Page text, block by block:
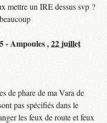
mettre un IRE dessus svp ?
- Ampoules ,22 juillet
de phare de ma Vara de
pas spécifiés dans le
les feux de route et feux